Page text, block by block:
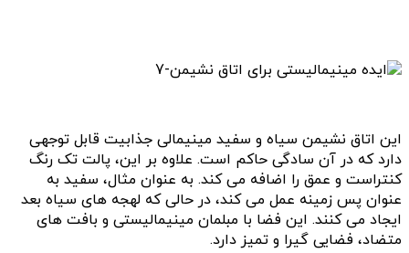
این اتاق نشیمن سیاه و سفید مینیمالی جذابیت قابل توجهی
دارد که در آن سادگی حاکم است. علاوه بر این، پالت تک رنگ
کنتراست و عمق را اضافه می کند. به عنوان مثال، سفید به
عنوان پس زمینه عمل می کند، در حالی که لهجه های سیاه بعد
ایجاد می کنند. این فضا با مبلمان مینیمالیستی و بافت های
متضاد، فضایی گیرا و تمیز دارد.